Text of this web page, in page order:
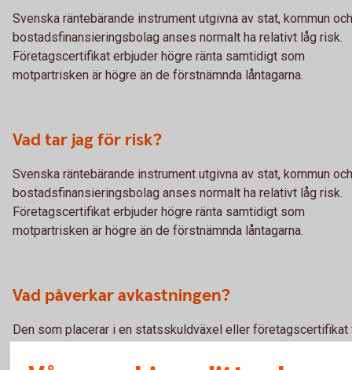
Svenska räntebärande instrument utgivna av stat, kommun och
bostadsfinansieringsbolag anses normalt ha relativt låg risk.
Företagscertifikat erbjuder högre ränta samtidigt som
motpartrisken är högre än de förstnämnda låntagarna.
Vad tar jag för risk?
Svenska räntebärande instrument utgivna av stat, kommun och
bostadsfinansieringsbolag anses normalt ha relativt låg risk.
Företagscertifikat erbjuder högre ränta samtidigt som
motpartrisken är högre än de förstnämnda låntagarna.
Vad påverkar avkastningen?
Den som placerar i en statsskuldväxel eller företagscertifikat